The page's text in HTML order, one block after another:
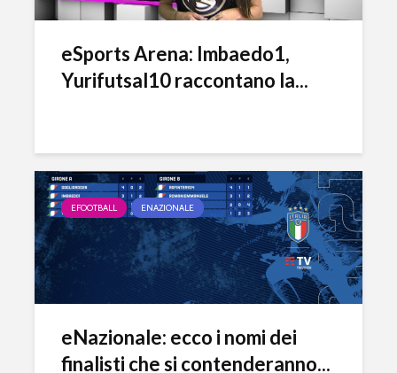
eSports Arena: Imbaedo1,
Yurifutsal10 raccontano la...
EFOOTBALL ENAZIONALE
eNazionale: ecco i nomi dei
finalisti che si contenderanno...
eFootball è il gioco
perfetto: Cross-
Platform, Cross-
schiera la sua
corretti i